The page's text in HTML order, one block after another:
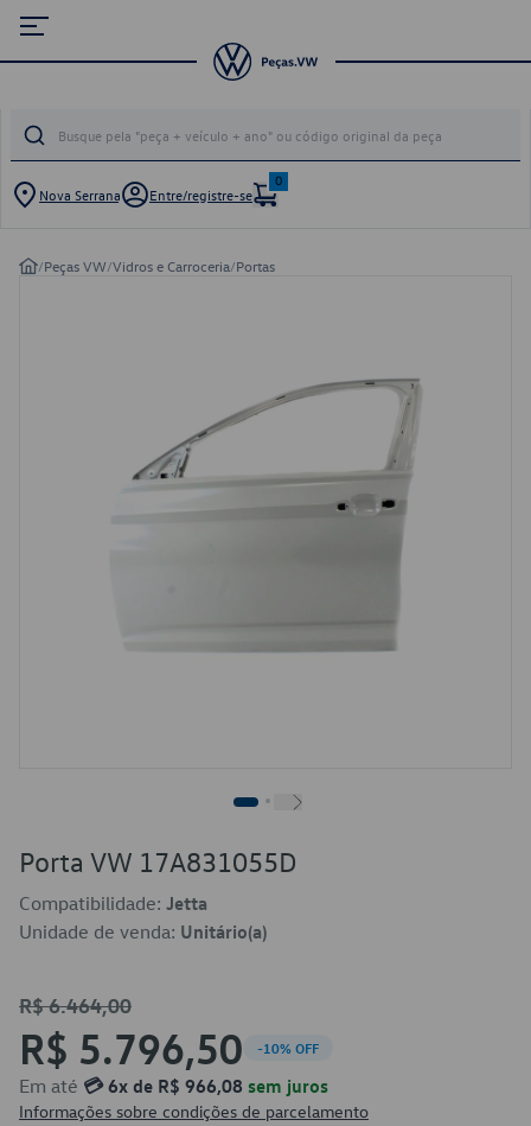
Nova Serrana Entre/registre-se
0
/Peças VW/Vidros e Carroceria/Portas
Porta VW 17A831055D
Compatibilidade: Jetta
Unidade de venda: Unitário(a)
R$ 6.464,00
R$ 5.796,50 -10% OFF
Em até 💳 6x de R$ 966,08 sem juros
Informações sobre condições de parcelamento